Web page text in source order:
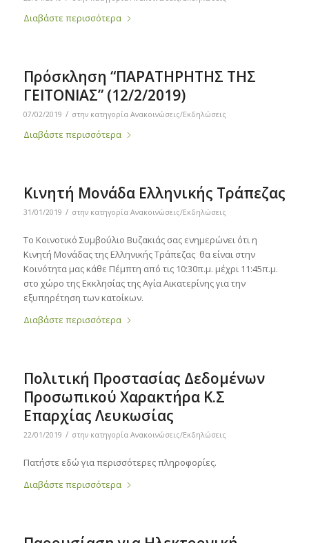
Διαβάστε περισσότερα
Πρόσκληση “ΠΑΡΑΤΗΡΗΤΗΣ ΤΗΣ
ΓΕΙΤΟΝΙΑΣ” (12/2/2019)
07/02/2019 / στην κατηγορία Ανακοινώσεις/Εκδηλώσεις
Διαβάστε περισσότερα
Κινητή Μονάδα Ελληνικής Τράπεζας
31/01/2019 / στην κατηγορία Ανακοινώσεις/Εκδηλώσεις
Το Κοινοτικό Συμβούλιο Βυζακιάς σας ενημερώνει ότι η
Κινητή Μονάδας της Ελληνικής Τράπεζας θα είναι στην
Κοινότητα μας κάθε Πέμπτη από τις 10:30π.μ. μέχρι 11:45π.μ.
στο χώρο της Εκκλησίας της Αγία Αικατερίνης για την
εξυπηρέτηση των κατοίκων.
Διαβάστε περισσότερα
Πολιτική Προστασίας Δεδομένων
Προσωπικού Χαρακτήρα Κ.Σ
Επαρχίας Λευκωσίας
22/01/2019 / στην κατηγορία Ανακοινώσεις/Εκδηλώσεις
Πατήστε εδώ για περισσότερες πληροφορίες.
Διαβάστε περισσότερα